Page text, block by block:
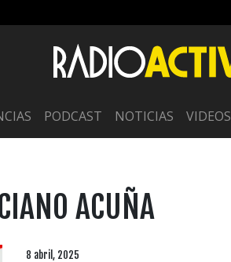
PODCAST NOTICIAS VIDEOS
ACUÑA
8 abril, 2025